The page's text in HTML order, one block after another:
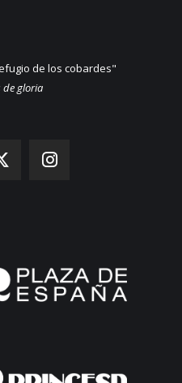
de los cobardes"
de gloria